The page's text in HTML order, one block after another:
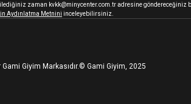
dilediğiniz zaman kvkk@minycenter.com.tr adresine
Aydınlatma Metnini inceleyebilirsiniz.
Giyim Markasıdır. © Gami Giyim, 2025